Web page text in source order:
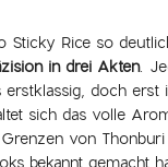
Sticky Rice so
in drei Akten.
doch erst
sich das volle
von Thonburi
bekannt gemacht